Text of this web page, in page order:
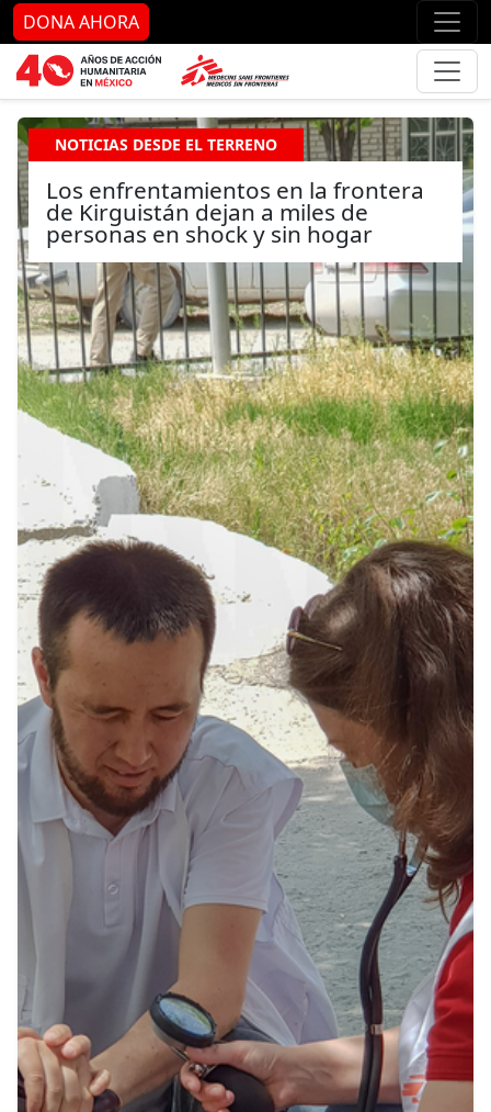
Ir al contenido principal Ir
DONA AHORA
NOTICIAS DESDE EL TERRENO
Los enfrentamientos en la frontera
de Kirguistán dejan a miles de
personas en shock y sin hogar